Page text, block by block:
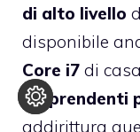
di alto livello
disponibile
Core i7 di casa
sorprendenti
addirittura